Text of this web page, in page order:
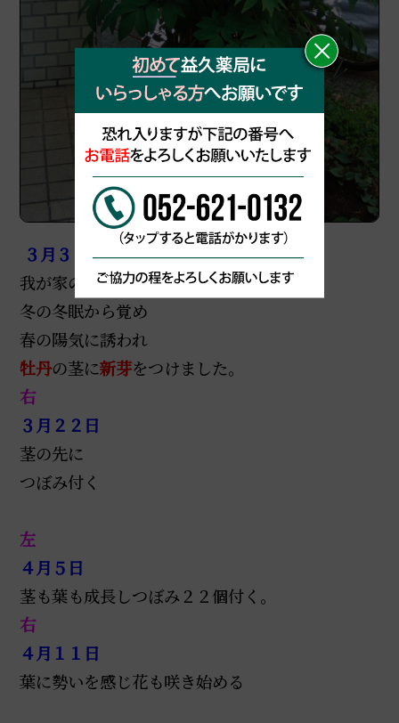
３月３日
我が家の庭も
冬の冬眠から覚め
春の陽気に誘われ
牡丹の茎に新芽をつけました。
右
３月２２日
茎の先に
つぼみ付く
左
４月５日
茎も葉も成長しつぼみ２２個付く。
右
４月１１日
葉に勢いを感じ花も咲き始める